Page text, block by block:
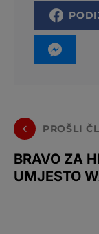
PROŠLI
BRAVO ZA
UMJESTO